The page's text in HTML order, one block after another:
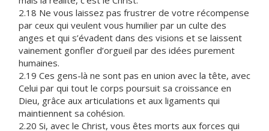
2.18 Ne vous laissez pas frustrer de votre récompense
par ceux qui veulent vous humilier par un culte des
anges et qui s’évadent dans des visions et se laissent
vainement gonfler d’orgueil par des idées purement
humaines.
2.19 Ces gens-là ne sont pas en union avec la tête, avec
Celui par qui tout le corps poursuit sa croissance en
Dieu, grâce aux articulations et aux ligaments qui
maintiennent sa cohésion.
2.20 Si, avec le Christ, vous êtes morts aux forces qui